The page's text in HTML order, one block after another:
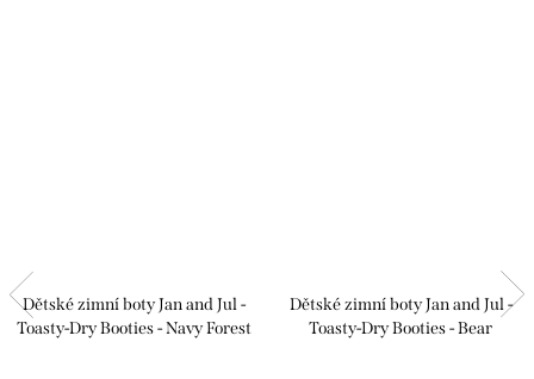
Dětské zimní boty Jan and Jul -
Toasty-Dry Booties - Navy Forest
Dětské zimní boty Jan and Jul -
Toasty-Dry Booties - Bear